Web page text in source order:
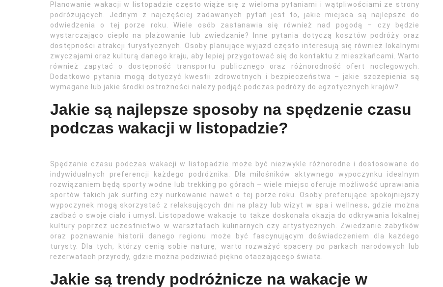
Planowanie wakacji w listopadzie często wiąże się z wieloma pytaniami i wątpliwościami ze strony
podróżujących. Jednym z najczęściej zadawanych pytań jest to, jakie miejsca są najlepsze do
odwiedzenia o tej porze roku. Wiele osób zastanawia się również nad pogodą – czy będzie
wystarczająco ciepło na plażowanie lub zwiedzanie? Inne pytania dotyczą kosztów podróży oraz
dostępności atrakcji turystycznych. Osoby planujące wyjazd często interesują się również lokalnymi
zwyczajami oraz kulturą danego kraju, aby lepiej przygotować się do kontaktu z mieszkańcami. Warto
również zapytać o dostępność transportu publicznego oraz różnorodność ofert noclegowych.
Dodatkowo pytania mogą dotyczyć kwestii zdrowotnych i bezpieczeństwa – jakie szczepienia są
wymagane lub jakie środki ostrożności należy podjąć podczas podróży do egzotycznych krajów?
Jakie są najlepsze sposoby na spędzenie czasu
podczas wakacji w listopadzie?
Spędzanie czasu podczas wakacji w listopadzie może być niezwykle różnorodne i dostosowane do
indywidualnych preferencji każdego podróżnika. Dla miłośników aktywnego wypoczynku idealnym
rozwiązaniem będą sporty wodne lub trekking po górach – wiele miejsc oferuje możliwość uprawiania
sportów takich jak surfing czy nurkowanie nawet o tej porze roku. Osoby preferujące spokojniejszy
wypoczynek mogą skorzystać z relaksujących dni na plaży lub wizyt w spa i wellness, gdzie można
zadbać o swoje ciało i umysł. Listopadowe wakacje to także doskonała okazja do odkrywania lokalnej
kultury poprzez uczestnictwo w warsztatach kulinarnych czy artystycznych. Zwiedzanie zabytków
oraz poznawanie historii danego regionu może być fascynującym doświadczeniem dla każdego
turysty. Dla tych, którzy cenią sobie naturę, warto rozważyć spacery po parkach narodowych lub
rezerwatach przyrody, gdzie można podziwiać piękno otaczającego świata.
Jakie są trendy podróżnicze na wakacje w